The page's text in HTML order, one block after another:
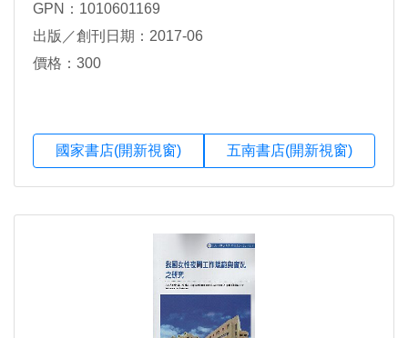
GPN：1010601169
出版／創刊日期：2017-06
價格：300
國家書店(開新視窗) 五南書店(開新視窗)